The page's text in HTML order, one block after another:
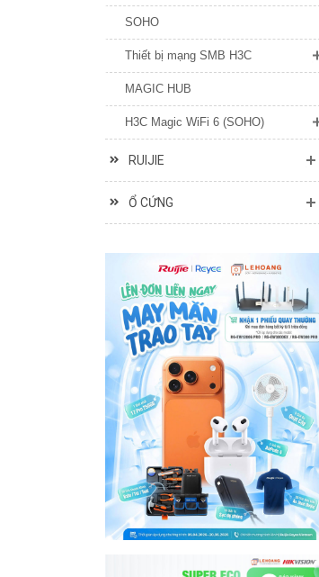
Thiết bị mạng SMB H3C
MAGIC HUB
H3C Magic WiFi 6 (SOHO)
RUIJIE